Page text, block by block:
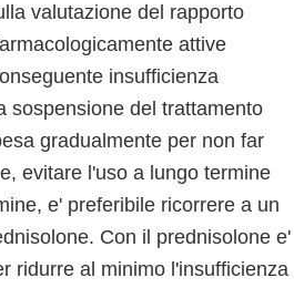
valutazione del rapporto
attive
insufficienza
sospensione del trattamento
gradualmente per non far
evitare l'uso a lungo termine
e' preferibile ricorrere a un
Con il prednisolone e'
ridurre al minimo l'insufficienza